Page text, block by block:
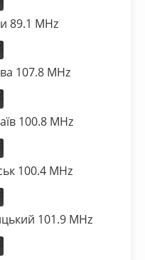
89.1 MHz
107.8 MHz
100.8 MHz
100.4 MHz
101.9 MHz